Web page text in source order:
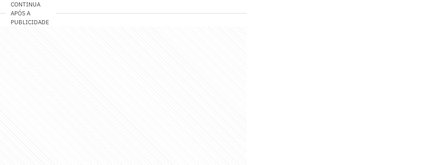
CONTINUA
APÓS A
PUBLICIDADE